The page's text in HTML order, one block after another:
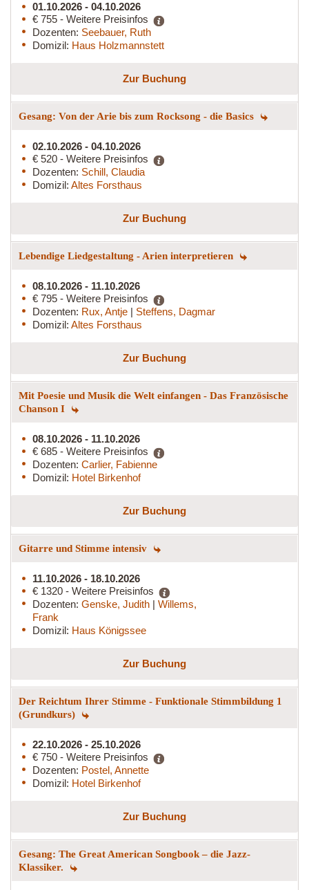
01.10.2026 - 04.10.2026
€ 755 - Weitere Preisinfos
Dozenten: Seebauer, Ruth
Domizil: Haus Holzmannstett
Zur Buchung
Gesang: Von der Arie bis zum Rocksong - die Basics
02.10.2026 - 04.10.2026
€ 520 - Weitere Preisinfos
Dozenten: Schill, Claudia
Domizil: Altes Forsthaus
Zur Buchung
Lebendige Liedgestaltung - Arien interpretieren
08.10.2026 - 11.10.2026
€ 795 - Weitere Preisinfos
Dozenten: Rux, Antje | Steffens, Dagmar
Domizil: Altes Forsthaus
Zur Buchung
Mit Poesie und Musik die Welt einfangen - Das Französische
Chanson I
08.10.2026 - 11.10.2026
€ 685 - Weitere Preisinfos
Dozenten: Carlier, Fabienne
Domizil: Hotel Birkenhof
Zur Buchung
Gitarre und Stimme intensiv
11.10.2026 - 18.10.2026
€ 1320 - Weitere Preisinfos
Dozenten: Genske, Judith | Willems,
Frank
Domizil: Haus Königssee
Zur Buchung
Der Reichtum Ihrer Stimme - Funktionale Stimmbildung 1
(Grundkurs)
22.10.2026 - 25.10.2026
€ 750 - Weitere Preisinfos
Dozenten: Postel, Annette
Domizil: Hotel Birkenhof
Zur Buchung
Gesang: The Great American Songbook – die Jazz-
Klassiker.